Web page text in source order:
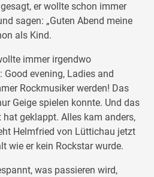
er wollte schon immer
sagen: „Guten Abend meine
als Kind.
immer irgendwo
evening, Ladies and
Rockmusiker werden! Das
Geige spielen konnte. Und das
geklappt. Alles kam anders,
Helmfried von Lüttichau jetzt
wie er kein Rockstar wurde.
was passieren wird,